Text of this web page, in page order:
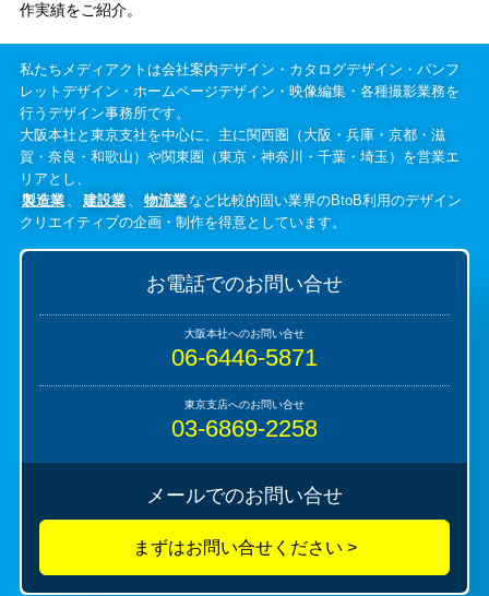
作実績をご紹介。
私たちメディアクトは会社案内デザイン・カタログデザイン・パンフ
レットデザイン・ホームページデザイン・映像編集・各種撮影業務を
行うデザイン事務所です。
大阪本社と東京支社を中心に、主に関西圏（大阪・兵庫・京都・滋
賀・奈良・和歌山）や関東圏（東京・神奈川・千葉・埼玉）を営業エ
リアとし、
製造業 、 建設業 、 物流業など比較的固い業界のBtoB利用のデザイン
クリエイティブの企画・制作を得意としています。
お電話でのお問い合せ
06-6446-5871
03-6869-2258
メールでのお問い合せ